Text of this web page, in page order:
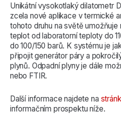
Unikátní vysokotlaký dilatometr
zcela nové aplikace v termické
tohoto druhu na světě
teplot od laboratorní teploty do
do 100/150 barů. K systému je
připojit generátor páry a
plynů. Odpadní plyny je dále
nebo FTIR.
Další informace najdete na
informačním prospektu níže.